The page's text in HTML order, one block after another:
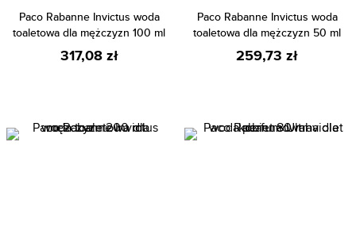
Paco Rabanne Invictus woda
toaletowa dla mężczyzn 100 ml
317,08 zł
Paco Rabanne Invictus woda
toaletowa dla mężczyzn 50 ml
259,73 zł